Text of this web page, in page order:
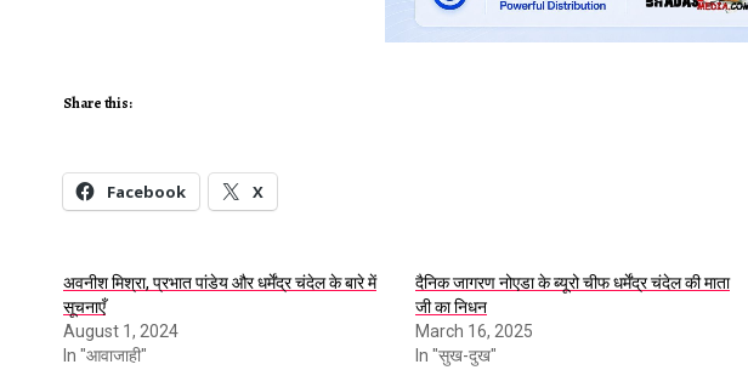
Share this:
Facebook X
अवनीश मिश्रा, प्रभात पांडेय और धर्मेंद्र चंदेल के बारे में
सूचनाएँ
August 1, 2024
In "आवाजाही"
दैनिक जागरण नोएडा के ब्यूरो चीफ धर्मेंद्र चंदेल की माता
जी का निधन
March 16, 2025
In "सुख-दुख"